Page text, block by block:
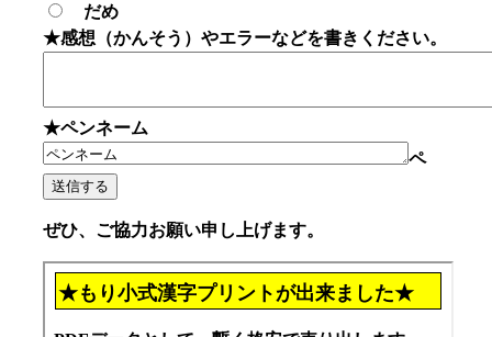
だめ
★感想（かんそう）やエラーなどを書きください。
★ペンネーム
ペ
ぜひ、ご協力お願い申し上げます。